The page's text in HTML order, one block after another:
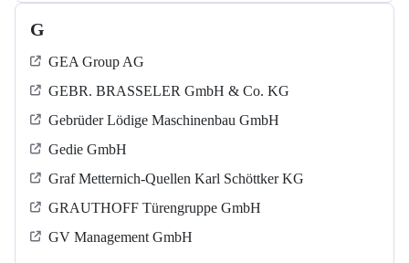
G
GEA Group AG
GEBR. BRASSELER GmbH & Co. KG
Gebrüder Lödige Maschinenbau GmbH
Gedie GmbH
Graf Metternich-Quellen Karl Schöttker KG
GRAUTHOFF Türengruppe GmbH
GV Management GmbH